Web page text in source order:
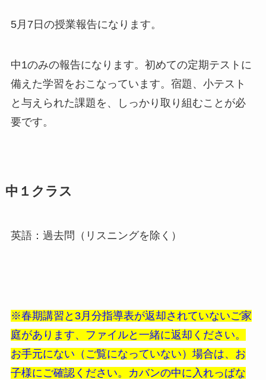
5月7日の授業報告になります。
中1のみの報告になります。初めての定期テストに
備えた学習をおこなっています。宿題、小テスト
と与えられた課題を、しっかり取り組むことが必
要です。
中１クラス
英語：過去問（リスニングを除く）
※春期講習と3月分指導表が返却されていないご家
庭があります、ファイルと一緒に返却ください。
お手元にない（ご覧になっていない）場合は、お
子様にご確認ください。カバンの中に入れっぱな